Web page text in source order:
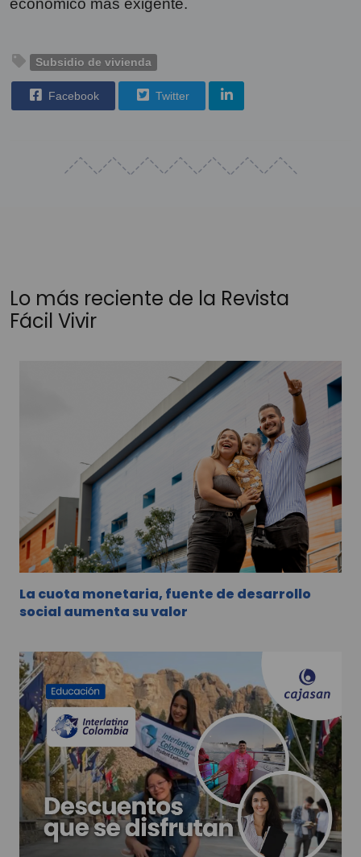
económico más exigente.
Subsidio de vivienda
Facebook Twitter
Lo más reciente de la Revista
Fácil Vivir
La cuota monetaria, fuente de desarrollo
social aumenta su valor